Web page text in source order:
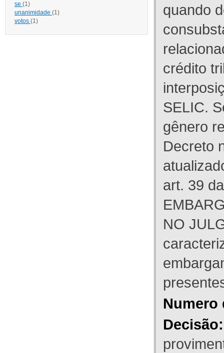
se (1)
unanimidade (1)
votos (1)
quando
crédito
SELIC.
gênero
Decreto
art. 39
NO
Numero
Decisão: